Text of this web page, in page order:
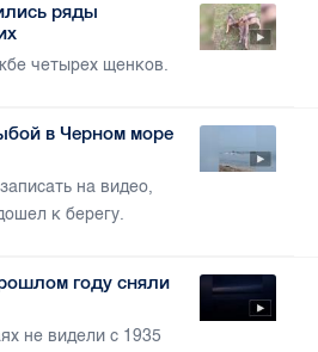
ряды
четырех щенков.
в Черном море
на видео,
к берегу.
году сняли
не видели с 1935